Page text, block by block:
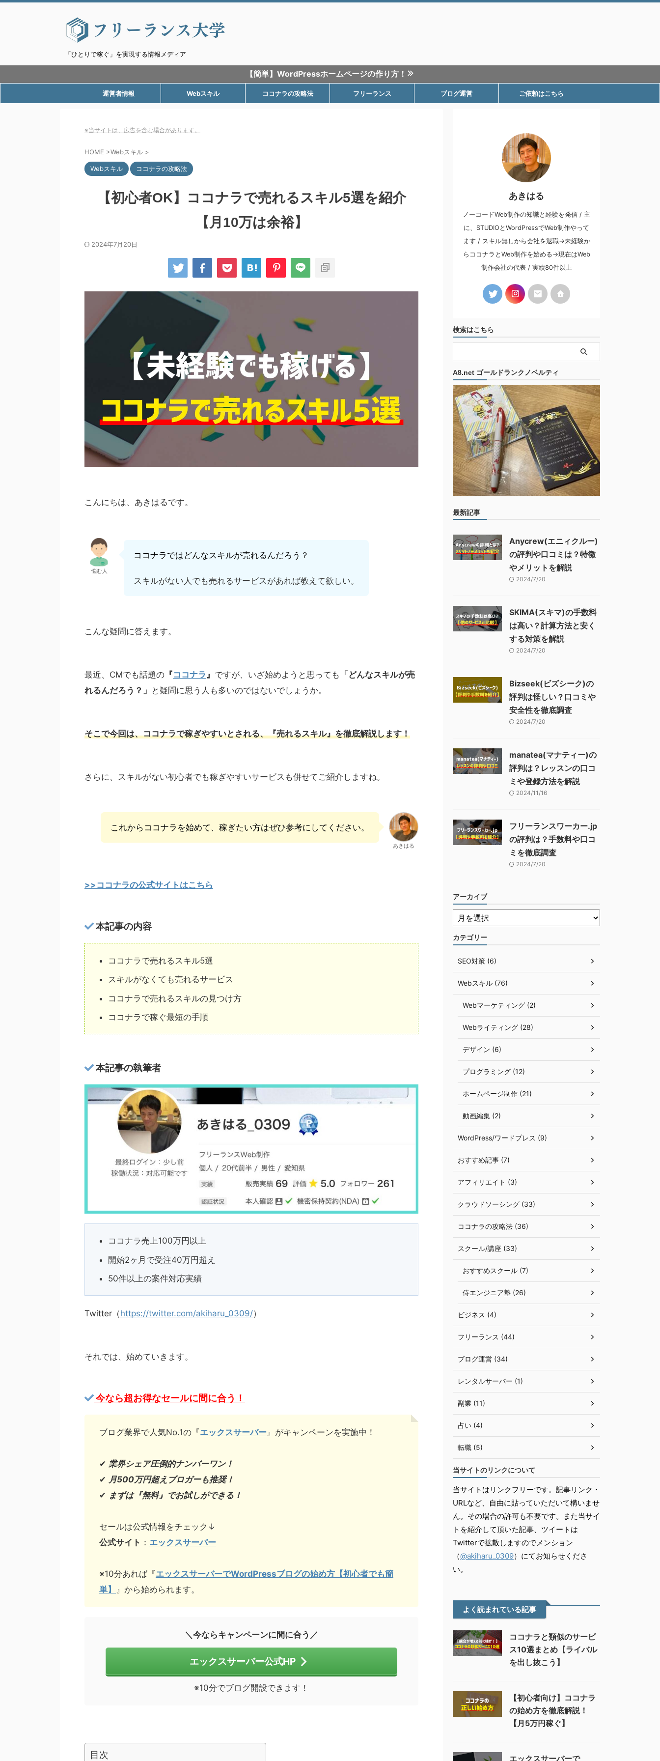
「ひとりで稼ぐ」を実現する情報メディア
【簡単】WordPressホームページの作り方！
運営者情報 Webスキル ココナラの攻略法 フリーランス ブログ運営 ご依頼はこちら
※当サイトは、広告を含む場合があります。
HOME >Webスキル >
Webスキル ココナラの攻略法
【初心者OK】ココナラで売れるスキル5選を紹介
【月10万は余裕】
2024年7月20日
こんにちは、あきはるです。
悩む人
ココナラではどんなスキルが売れるんだろう？
スキルがない人でも売れるサービスがあれば教えて欲しい。
こんな疑問に答えます。
最近、CMでも話題の 『ココナラ 』 ですが、いざ始めようと思っても 「どんなスキルが売
れるんだろう？」 と疑問に思う人も多いのではないでしょうか。
そこで今回は、ココナラで稼ぎやすいとされる、『売れるスキル』を徹底解説します！
さらに、スキルがない初心者でも稼ぎやすいサービスも併せてご紹介しますね。
これからココナラを始めて、稼ぎたい方はぜひ参考にしてください。
あきはる
>>ココナラの公式サイトはこちら
本記事の内容
ココナラで売れるスキル5選
スキルがなくても売れるサービス
ココナラで売れるスキルの見つけ方
ココナラで稼ぐ最短の手順
本記事の執筆者
ココナラ売上100万円以上
開始2ヶ月で受注40万円超え
50件以上の案件対応実績
Twitter（https://twitter.com/akiharu_0309/）
それでは、始めていきます。
今なら超お得なセールに間に合う！
ブログ業界で人気No.1の『エックスサーバー』がキャンペーンを実施中！
✔︎ 業界シェア圧倒的ナンバーワン！
✔︎ 月500万円超えブロガーも推奨！
✔︎ まずは『無料』でお試しができる！
セールは公式情報をチェック↓
公式サイト ： エックスサーバー
※10分あれば『エックスサーバーでWordPressブログの始め方【初心者でも簡
単】 』から始められます。
＼今ならキャンペーンに間に合う／
エックスサーバー公式HP
※10分でブログ開設できます！
目次
あきはる
ノーコードWeb制作の知識と経験を発信 / 主
に、STUDIOとWordPressでWeb制作やって
ます / スキル無しから会社を退職→未経験か
らココナラとWeb制作を始める→現在はWeb
制作会社の代表 / 実績80件以上
検索はこちら
A8.net ゴールドランクノベルティ
最新記事
Anycrew(エニィクルー)
の評判や口コミは？特徴
やメリットを解説
2024/7/20
SKIMA(スキマ)の手数料
は高い？計算方法と安く
する対策を解説
2024/7/20
Bizseek(ビズシーク)の
評判は怪しい？口コミや
安全性を徹底調査
2024/7/20
manatea(マナティー)の
評判は？レッスンの口コ
ミや登録方法を解説
2024/11/16
フリーランスワーカー.jp
の評判は？手数料や口コ
ミを徹底調査
2024/7/20
アーカイブ
カテゴリー
SEO対策 (6)
Webスキル (76)
Webマーケティング (2)
Webライティング (28)
デザイン (6)
プログラミング (12)
ホームページ制作 (21)
動画編集 (2)
WordPress/ワードプレス (9)
おすすめ記事 (7)
アフィリエイト (3)
クラウドソーシング (33)
ココナラの攻略法 (36)
スクール/講座 (33)
おすすめスクール (7)
侍エンジニア塾 (26)
ビジネス (4)
フリーランス (44)
ブログ運営 (34)
レンタルサーバー (1)
副業 (11)
占い (4)
転職 (5)
当サイトのリンクについて
当サイトはリンクフリーです。記事リンク・
URLなど、自由に貼っていただいて構いませ
ん。その場合の許可も不要です。また当サイ
トを紹介して頂いた記事、ツイートは
Twitterで拡散しますのでメンション
（@akiharu_0309）にてお知らせくださ
い。
よく読まれている記事
ココナラと類似のサービ
ス10選まとめ【ライバル
を出し抜こう】
【初心者向け】ココナラ
の始め方を徹底解説！
【月5万円稼ぐ】
エックスサーバーで